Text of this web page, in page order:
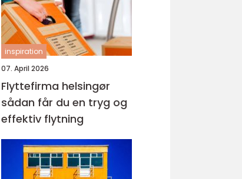
inspiration
07. April 2026
Flyttefirma helsingør
sådan får du en tryg og
effektiv flytning